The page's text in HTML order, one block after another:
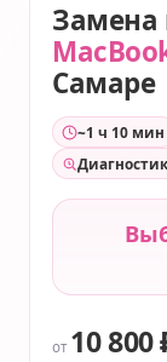
Замена
Самаре
~1 ч 10 мин
от 10 800